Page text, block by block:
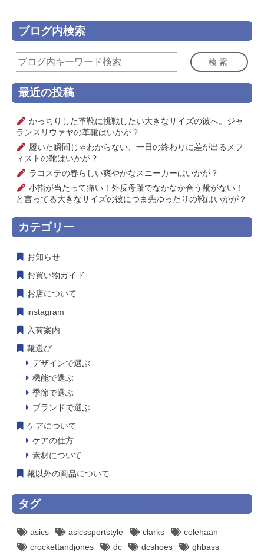
ブログ内検索
検索
最近の投稿
かっちりした革靴に挑戦したい大きなサイズの彼へ。ジャ
ランスリウァヤの革靴はいかが？
履いた瞬間じゃわからない、一日の終わりに差が出るメフ
ィストの靴はいかが？
ラコステの春らしい爽やかなスニーカーはいかが？
小指が当たって痛い！外反母趾でなかなか合う靴がない！
と言ってる大きなサイズの彼につま先ゆったりの靴はいかが？
カテゴリー
お知らせ
お買い物ガイド
お店について
instagram
入荷案内
靴選び
デザインで選ぶ
機能で選ぶ
季節で選ぶ
ブランドで選ぶ
ケアについて
ケアの仕方
素材について
靴以外の商品について
タグ
asics asicssportstyle clarks
colehaan
crockettandjones
dc dcshoes
ghbass